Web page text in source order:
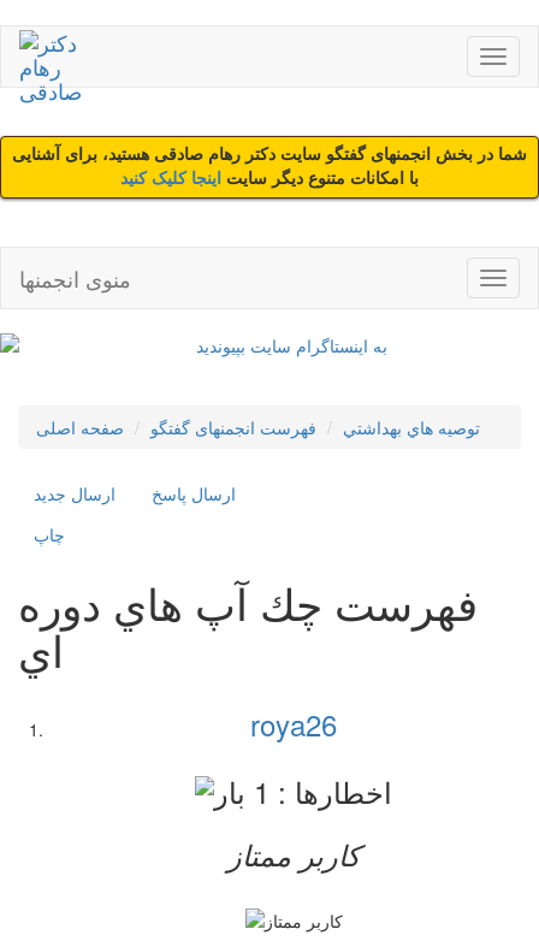
شما در بخش انجمنهای گفتگو سایت دکتر رهام صادقی هستید، برای آشنایی
با امکانات متنوع دیگر سایت اینجا کلیک کنید
منوی انجمنها
صفحه اصلی فهرست انجمنهای گفتگو توصيه هاي بهداشتي
ارسال جديد
ارسال پاسخ
چاپ
فهرست چك آپ هاي دوره
اي
roya26
کاربر ممتاز